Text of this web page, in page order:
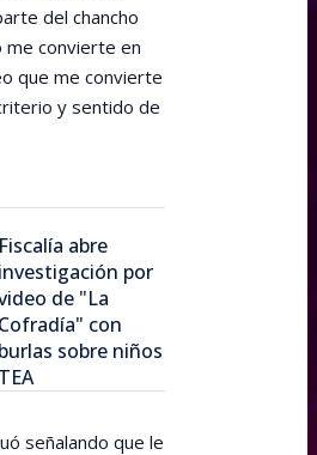
del chancho
me convierte en
que me convierte
y sentido de
Fiscalía abre
investigación por
de "La
Cofradía" con
burlas sobre niños
TEA
señalando que le